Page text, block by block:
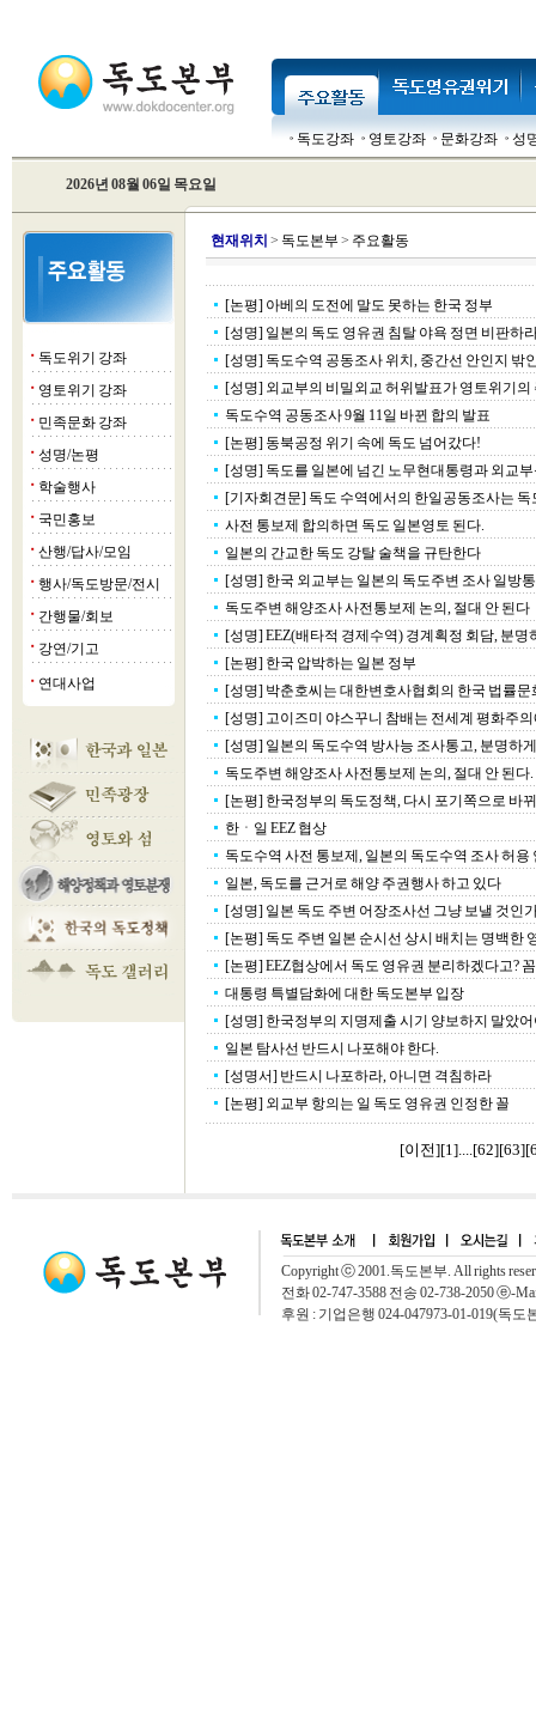
독도강좌 영토강좌 문화강좌 성
2026년 08월 06일 목요일
■ 독도위기 강좌
■ 영토위기 강좌
■ 민족문화 강좌
■ 성명/논평
■ 학술행사
■ 국민홍보
■ 산행/답사/모임
■ 행사/독도방문/전시
■ 간행물/회보
■ 강연/기고
■ 연대사업
현재위치 > 독도본부 > 주요활동
[논평] 아베의 도전에 말도 못하는 한국 정부
[성명] 일본의 독도 영유권 침탈 야욕 정면 비판하
[성명] 독도수역 공동조사 위치, 중간선 안인지 밖
[성명] 외교부의 비밀외교 허위발표가 영토위기의
독도수역 공동조사 9월 11일 바뀐 합의 발표
[논평] 동북공정 위기 속에 독도 넘어갔다!
[성명] 독도를 일본에 넘긴 노무현대통령과 외교
[기자회견문] 독도 수역에서의 한일공동조사는 독
사전 통보제 합의하면 독도 일본영토 된다.
일본의 간교한 독도 강탈 술책을 규탄한다
[성명] 한국 외교부는 일본의 독도주변 조사 일방
독도주변 해양조사 사전통보제 논의, 절대 안 된다
[성명] EEZ(배타적 경제수역) 경계획정 회담, 분명
[논평] 한국 압박하는 일본 정부
[성명] 박춘호씨는 대한변호사협회의 한국 법률문
[성명] 고이즈미 야스꾸니 참배는 전세계 평화주의
[성명] 일본의 독도수역 방사능 조사통고, 분명하
독도주변 해양조사 사전통보제 논의, 절대 안 된다.
[논평] 한국정부의 독도정책, 다시 포기쪽으로 바
한ㆍ일 EEZ 협상
독도수역 사전 통보제, 일본의 독도수역 조사 허용
일본, 독도를 근거로 해양 주권행사 하고 있다
[성명] 일본 독도 주변 어장조사선 그냥 보낼 것인
[논평] 독도 주변 일본 순시선 상시 배치는 명백한
[논평] EEZ협상에서 독도 영유권 분리하겠다고?
대통령 특별담화에 대한 독도본부 입장
[성명] 한국정부의 지명제출 시기 양보하지 말았어
일본 탐사선 반드시 나포해야 한다.
[성명서] 반드시 나포하라, 아니면 격침하라
[논평] 외교부 항의는 일 독도 영유권 인정한 꼴
[이전][1]....[62][63][
Copyright ⓒ 2001.독도본부. All rights
전화 02-747-3588 전송 02-738-2050 ⓔ-
후원 : 기업은행 024-047973-01-019(독도